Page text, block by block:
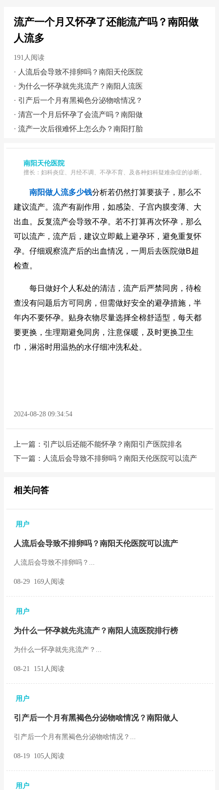
流产一个月又怀孕了还能流产吗？南阳做
人流多
191人阅读
· 人流后会导致不排卵吗？南阳天伦医院
· 为什么一怀孕就先兆流产？南阳人流医
· 引产后一个月有黑褐色分泌物啥情况？
· 清宫一个月后怀孕了会流产吗？南阳做
· 流产一次后很难怀上怎么办？南阳打胎
南阳天伦医院
擅长：妇科炎症、月经不调、不孕不育、及各种妇科疑难杂症的诊断。
南阳做人流多少钱分析若仍然打算要孩子，那么不
建议流产。流产有副作用，如感染、子宫内膜变薄、大
出血。反复流产会导致不孕。若不打算再次怀孕，那么
可以流产，流产后，建议立即戴上避孕环，避免重复怀
孕。仔细观察流产后的出血情况，一周后去医院做B超
检查。
每日做好个人私处的清洁，流产后严禁同房，待检
查没有问题后方可同房，但需做好安全的避孕措施，半
年内不要怀孕。贴身衣物尽量选择全棉舒适型，每天都
要更换，生理期避免同房，注意保暖，及时更换卫生
巾，淋浴时用温热的水仔细冲洗私处。
2024-08-28 09:34:54
上一篇： 引产以后还能不能怀孕？南阳引产医院排名
下一篇： 人流后会导致不排卵吗？南阳天伦医院可以流产
相关问答
用户
人流后会导致不排卵吗？南阳天伦医院可以流产
人流后会导致不排卵吗？...
08-29 169人阅读
用户
为什么一怀孕就先兆流产？南阳人流医院排行榜
为什么一怀孕就先兆流产？...
08-21 151人阅读
用户
引产后一个月有黑褐色分泌物啥情况？南阳做人
引产后一个月有黑褐色分泌物啥情况？...
08-19 105人阅读
用户